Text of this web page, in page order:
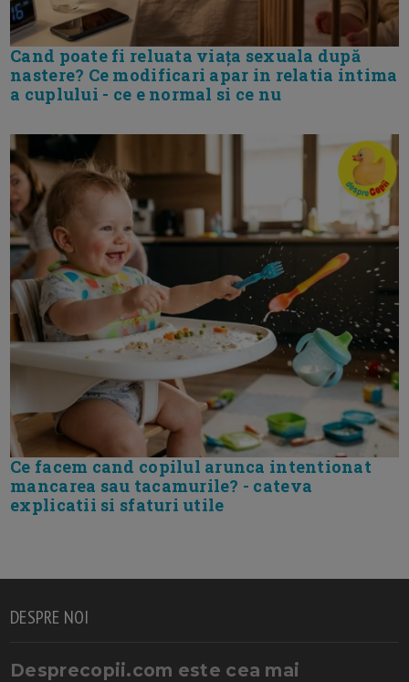
Cand poate fi reluata viața sexuala după
nastere? Ce modificari apar in relatia intima
a cuplului - ce e normal si ce nu
Ce facem cand copilul arunca intentionat
mancarea sau tacamurile? - cateva
explicatii si sfaturi utile
DESPRE NOI
Desprecopii.com este cea mai